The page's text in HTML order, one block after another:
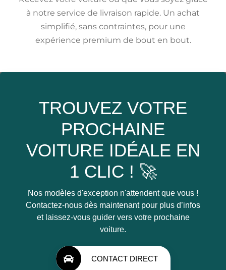
à notre service de livraison rapide. Un achat
simplifié, sans contraintes, pour une
expérience premium de bout en bout.
TROUVEZ VOTRE
PROCHAINE
VOITURE IDÉALE EN
1 CLIC ! 🚀
Nos modèles d'exception n'attendent que vous !
Contactez-nous dès maintenant pour plus d’infos
et laissez-vous guider vers votre prochaine
voiture.
CONTACT DIRECT